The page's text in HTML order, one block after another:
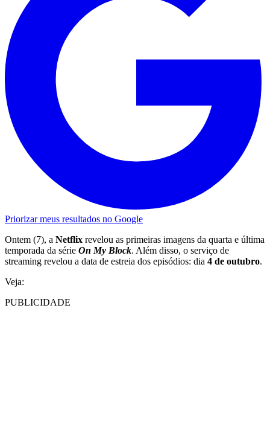
Priorizar meus resultados no Google
Ontem (7), a Netflix revelou as primeiras imagens da quarta e última
temporada da série On My Block. Além disso, o serviço de
streaming revelou a data de estreia dos episódios: dia 4 de outubro.
Veja:
PUBLICIDADE